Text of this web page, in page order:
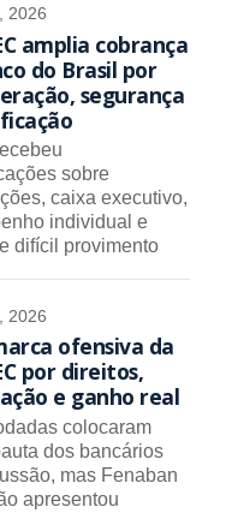
2026
amplia cobrança
do Brasil por
segurança
sobre
caixa executivo,
individual e
difícil provimento
2026
ofensiva da
por direitos,
e ganho real
colocaram
dos bancários
mas Fenaban
apresentou